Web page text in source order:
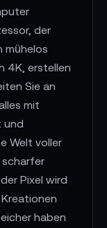
der
mühelos
4K, erstellen
Sie an
mit
und
Welt voller
scharfer
Pixel wird
haben